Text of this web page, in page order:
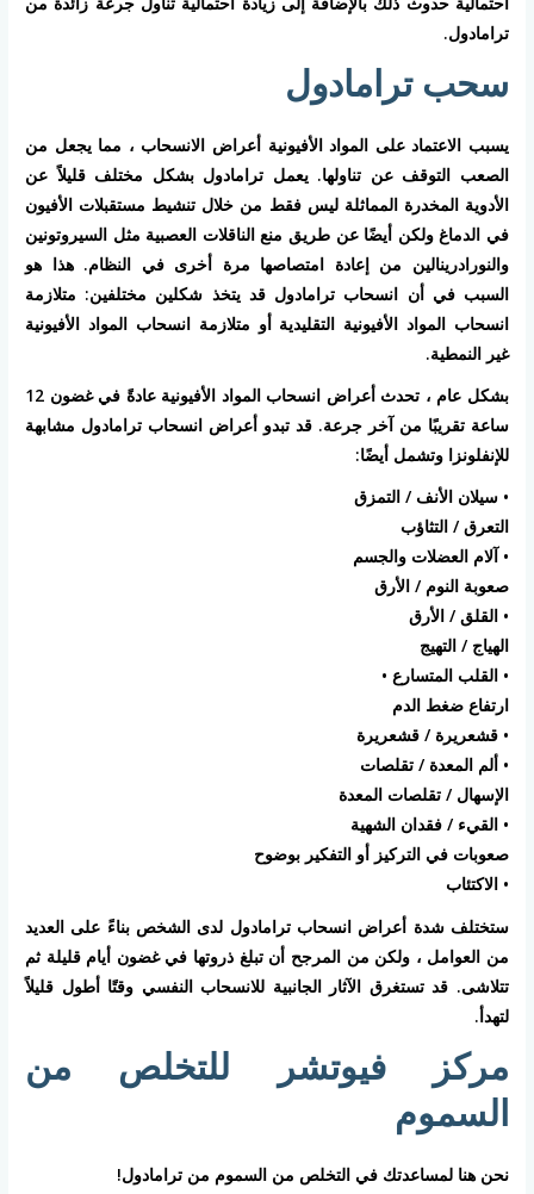
ترامادول.
سحب ترامادول
يسبب الاعتماد على المواد الأفيونية أعراض الانسحاب ، مما يجعل من
الصعب التوقف عن تناولها. يعمل ترامادول بشكل مختلف قليلاً عن
الأدوية المخدرة المماثلة ليس فقط من خلال تنشيط مستقبلات الأفيون
في الدماغ ولكن أيضًا عن طريق منع الناقلات العصبية مثل السيروتونين
والنورادرينالين من إعادة امتصاصها مرة أخرى في النظام. هذا هو
السبب في أن انسحاب ترامادول قد يتخذ شكلين مختلفين: متلازمة
انسحاب المواد الأفيونية التقليدية أو متلازمة انسحاب المواد الأفيونية
غير النمطية.
بشكل عام ، تحدث أعراض انسحاب المواد الأفيونية عادةً في غضون 12
ساعة تقريبًا من آخر جرعة. قد تبدو أعراض انسحاب ترامادول مشابهة
للإنفلونزا وتشمل أيضًا:
• سيلان الأنف / التمزق
التعرق / التثاؤب
• آلام العضلات والجسم
صعوبة النوم / الأرق
• القلق / الأرق
الهياج / التهيج
• القلب المتسارع •
ارتفاع ضغط الدم
• قشعريرة / قشعريرة
• ألم المعدة / تقلصات
الإسهال / تقلصات المعدة
• القيء / فقدان الشهية
صعوبات في التركيز أو التفكير بوضوح
• الاكتئاب
ستختلف شدة أعراض انسحاب ترامادول لدى الشخص بناءً على العديد
من العوامل ، ولكن من المرجح أن تبلغ ذروتها في غضون أيام قليلة ثم
تتلاشى. قد تستغرق الآثار الجانبية للانسحاب النفسي وقتًا أطول قليلاً
لتهدأ.
مركز فيوتشر للتخلص من
السموم
نحن هنا لمساعدتك في التخلص من السموم من ترامادول!